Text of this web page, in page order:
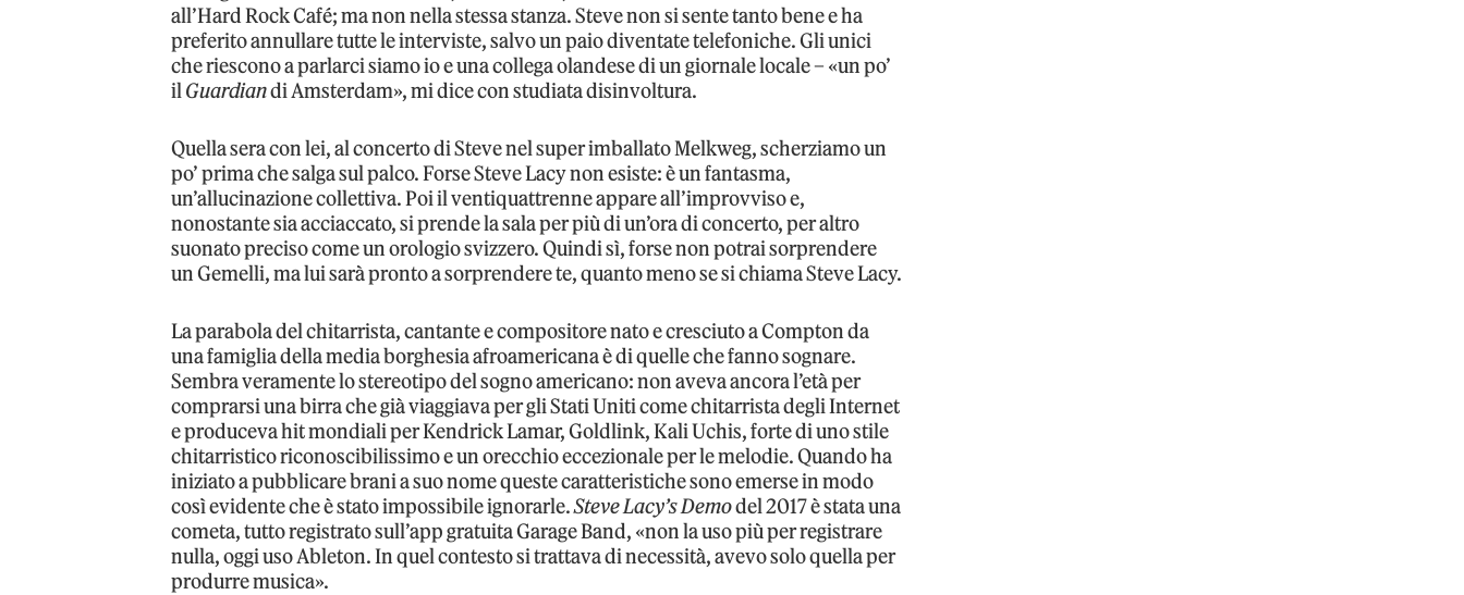
all’Hard Rock Café; ma non nella stessa stanza. Steve non si sente tanto bene e ha
preferito annullare tutte le interviste, salvo un paio diventate telefoniche. Gli unici
che riescono a parlarci siamo io e una collega olandese di un giornale locale – «un po’
ilGuardiandi Amsterdam», mi dice con studiata disinvoltura.
Quella sera con lei, al concerto di Steve nel super imballato Melkweg, scherziamo un
po’ prima che salga sul palco. Forse Steve Lacy non esiste: è un fantasma,
un’allucinazione collettiva. Poi il ventiquattrenne appare all’improvviso e,
nonostante sia acciaccato, si prende la sala per più di un’ora di concerto, per altro
suonato preciso come un orologio svizzero. Quindi sì, forse non potrai sorprendere
un Gemelli, ma lui sarà pronto a sorprendere te, quanto meno se si chiama Steve Lacy.
La parabola del chitarrista, cantante e compositore nato e cresciuto a Compton da
una famiglia della media borghesia afroamericana è di quelle che fanno sognare.
Sembra veramente lo stereotipo del sogno americano: non aveva ancora l’età per
comprarsi una birra che già viaggiava per gli Stati Uniti come chitarrista degli Internet
e produceva hit mondiali per Kendrick Lamar, Goldlink, Kali Uchis, forte di uno stile
chitarristico riconoscibilissimo e un orecchio eccezionale per le melodie. Quando ha
iniziato a pubblicare brani a suo nome queste caratteristiche sono emerse in modo
così evidente che è stato impossibile ignorarle.Steve Lacy’s Demodel 2017 è stata una
cometa, tutto registrato sull’app gratuita Garage Band, «non la uso più per registrare
nulla, oggi uso Ableton. In quel contesto si trattava di necessità, avevo solo quella per
produrre musica».